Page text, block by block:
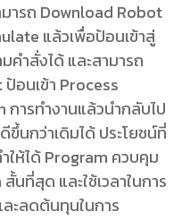
ารถ Download Robot
แล้วเพื่อป้อนเข้าสู่
ำสั่งได้ และสามารถ
อนเข้า Process
การทํางานแล้วนํากลับไป
นกว่าเดิมได้ ประโยชน์ที่
ให้ได้ Program ควบคุม
นที่สุด และใช้เวลาในการ
ะลดต้นทุนในการ